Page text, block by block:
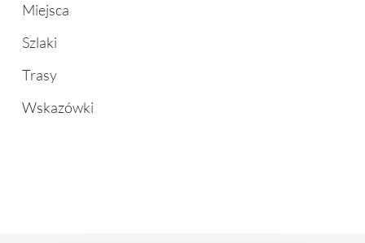
Miejsca
Szlaki
Trasy
Wskazówki